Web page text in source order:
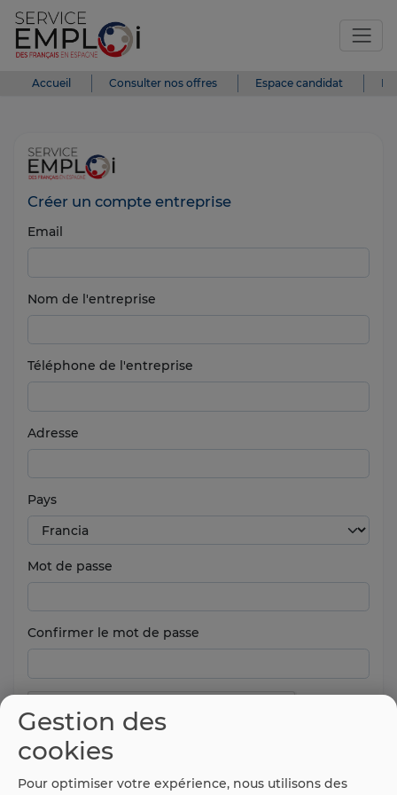
Accueil Consulter nos offres Espace candidat
Créer un compte entreprise
Email
Nom de l'entreprise
Téléphone de l'entreprise
Adresse
Pays
Mot de passe
Confirmer le mot de passe
Gestion des
cookies
Pour optimiser votre expérience, nous utilisons des